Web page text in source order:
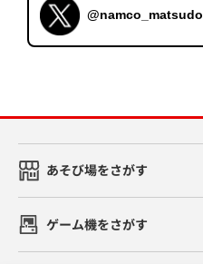
@namco_matsudo
あそび場をさがす
ゲーム機をさがす